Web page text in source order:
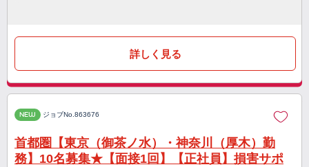
詳しく見る
NEW ジョブNo.863676
首都圏【東京（御茶ノ水）・神奈川（厚木）勤
務】10名募集★【面接1回】【正社員】損害サポ